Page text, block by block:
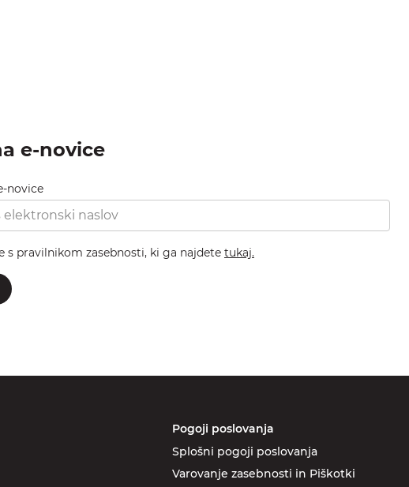
e-novice
novice
s pravilnikom zasebnosti, ki ga najdete tukaj.
Pogoji poslovanja
Splošni pogoji poslovanja
Varovanje zasebnosti in Piškotki